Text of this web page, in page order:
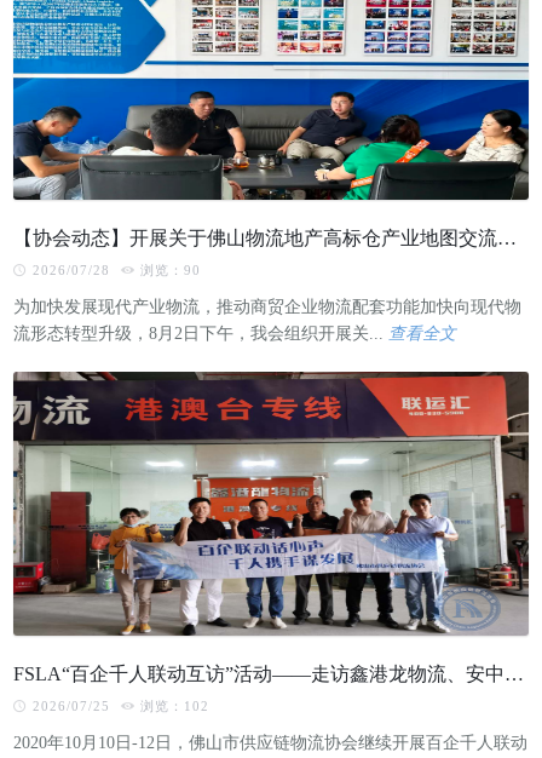
【协会动态】开展关于佛山物流地产高标仓产业地图交流会议
2026/07/28 浏览：90
为加快发展现代产业物流，推动商贸企业物流配套功能加快向现代物
流形态转型升级，8月2日下午，我会组织开展关...
查看全文
FSLA“百企千人联动互访”活动——走访鑫港龙物流、安中物流、乐商互联网科技等公司
2026/07/25 浏览：102
2020年10月10日-12日，佛山市供应链物流协会继续开展百企千人联动